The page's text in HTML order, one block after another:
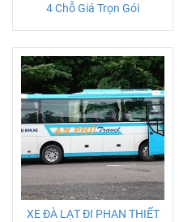
4 Chỗ Giá Trọn Gói
XE ĐÀ LẠT ĐI PHAN THIẾT